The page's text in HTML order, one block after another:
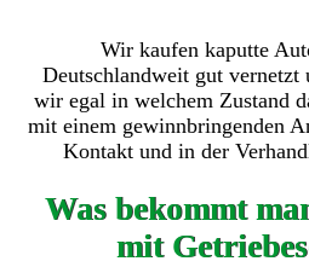
Wir kaufen kaputte
Deutschlandweit gut vernetzt
wir egal in welchem Zustand
mit einem gewinnbringenden
Kontakt und in der
Was bekommt
mit